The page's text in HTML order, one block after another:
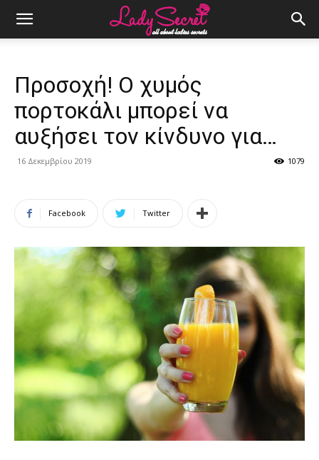
Προσοχή! Ο χυμός
πορτοκάλι μπορεί να
αυξήσει τον κίνδυνο για…
16 Δεκεμβρίου 2019 1079
Facebook Twitter